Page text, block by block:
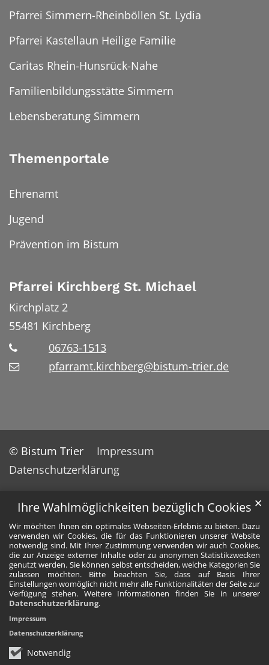
Ihre Wahlmöglichkeiten bezüglich Cookies
Wir möchten Ihnen ein optimales Webseiten-Erlebnis zu bieten. Dazu
verwenden wir Cookies, die für das Funktionieren unserer Website
notwendig sind. Mit Ihrer Zustimmung verwenden wir auch Cookies,
die zur Anzeige externer Inhalte oder zu anonymen Statistikzwecken
genutzt werden. Sie können selbst entscheiden, welche Kategorien Sie
zulassen möchten. Bitte beachten Sie, dass auf Basis Ihrer
Einstellungen womöglich nicht mehr alle Funktionalitäten der Seite zur
Verfügung stehen. Weitere Informationen finden Sie in unserer
Datenschutzerklärung.
Notwendig
✕
Impressum
Datenschutzerklärung
Pfarrei Simmern-Rheinböllen St. Lydia
Pfarrei Kastellaun Heilige Familie
Caritas Rhein-Hunsrück-Nahe
Familienbildungsstätte Simmern
Lebensberatung Simmern
Themenportale
Ehrenamt
Jugend
Prävention im Bistum
Pfarrei Kirchberg St. Michael
Kirchplatz 2
55481 Kirchberg
06763-1513
pfarramt.kirchberg@bistum-trier.de
© Bistum Trier
Impressum
Datenschutzerklärung